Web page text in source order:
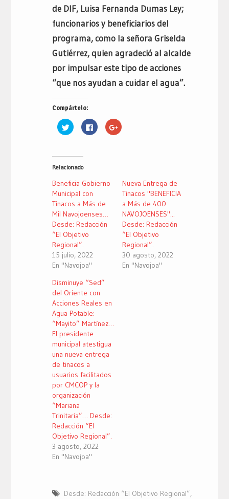
de DIF, Luisa Fernanda Dumas Ley;
funcionarios y beneficiarios del
programa, como la señora Griselda
Gutiérrez, quien agradeció al alcalde
por impulsar este tipo de acciones
“que nos ayudan a cuidar el agua”.
Compártelo:
Haz
clic
Twitter
abre
una
ventana
nueva)
Haz
clic
una
ventana
Haz
clic
una
ventana
nueva)
Relacionado
Beneficia Gobierno
Municipal con
Tinacos a Más de
Mil Navojoenses…
Desde: Redacción
“El Objetivo
Regional”.
15 julio, 2022
En "Navojoa"
Nueva Entrega de
Tinacos "BENEFICIA
a Más de 400
NAVOJOENSES"...
Desde: Redacción
“El Objetivo
Regional”.
30 agosto, 2022
En "Navojoa"
Disminuye “Sed”
del Oriente con
Acciones Reales en
Agua Potable:
“Mayito” Martínez…
El presidente
municipal atestigua
una nueva entrega
de tinacos a
usuarios facilitados
por CMCOP y la
organización
“Mariana
Trinitaria”… Desde:
Redacción “El
Objetivo Regional”.
3 agosto, 2022
En "Navojoa"
Desde: Redacción “El Objetivo Regional”,